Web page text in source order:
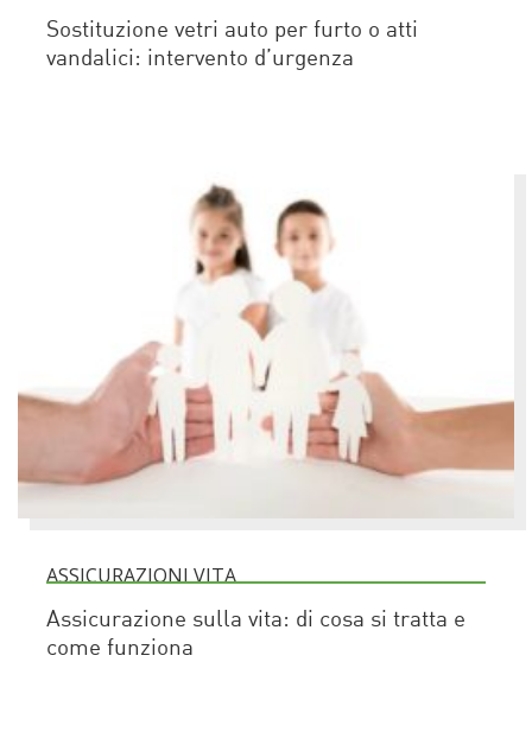
Sostituzione vetri auto per furto o atti
vandalici: intervento d’urgenza
ASSICURAZIONI VITA
Assicurazione sulla vita: di cosa si tratta e
come funziona